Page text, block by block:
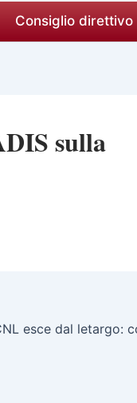
Consiglio direttivo
sulla